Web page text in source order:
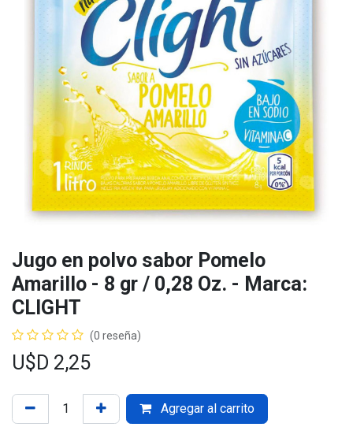
Jugo en polvo sabor Pomelo
Amarillo - 8 gr / 0,28 Oz. - Marca:
CLIGHT
(0 reseña)
U$D 2,25
Agregar al carrito